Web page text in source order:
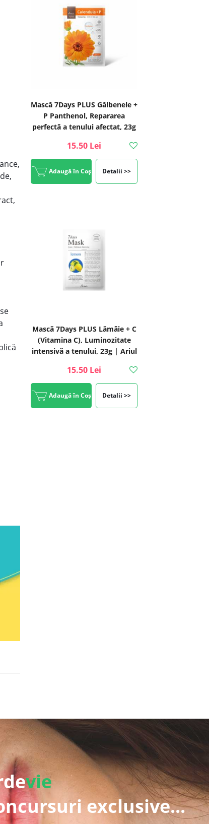
Mască 7Days PLUS Gălbenele +
P Panthenol, Repararea
perfectă a tenului afectat, 23g
15.50 Lei
Adaugă în Coș Detalii >>
Mască 7Days PLUS Lămâie + C
(Vitamina C), Luminozitate
intensivă a tenului, 23g | Ariul
15.50 Lei
Adaugă în Coș Detalii >>
vie
exclusive...